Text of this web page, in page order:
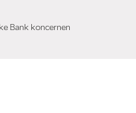
Bank koncernen